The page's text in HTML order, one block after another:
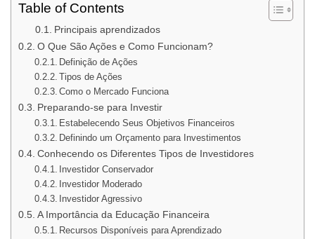
Table of Contents
Principais aprendizados
O Que São Ações e Como Funcionam?
Definição de Ações
Tipos de Ações
Como o Mercado Funciona
Preparando-se para Investir
Estabelecendo Seus Objetivos Financeiros
Definindo um Orçamento para Investimentos
Conhecendo os Diferentes Tipos de Investidores
Investidor Conservador
Investidor Moderado
Investidor Agressivo
A Importância da Educação Financeira
Recursos Disponíveis para Aprendizado